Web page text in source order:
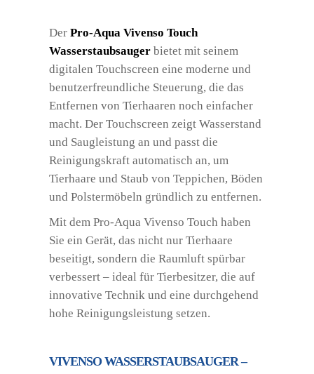
Der Pro-Aqua Vivenso Touch
Wasserstaubsauger bietet mit seinem
digitalen Touchscreen eine moderne und
benutzerfreundliche Steuerung, die das
Entfernen von Tierhaaren noch einfacher
macht. Der Touchscreen zeigt Wasserstand
und Saugleistung an und passt die
Reinigungskraft automatisch an, um
Tierhaare und Staub von Teppichen, Böden
und Polstermöbeln gründlich zu entfernen.
Mit dem Pro-Aqua Vivenso Touch haben
Sie ein Gerät, das nicht nur Tierhaare
beseitigt, sondern die Raumluft spürbar
verbessert – ideal für Tierbesitzer, die auf
innovative Technik und eine durchgehend
hohe Reinigungsleistung setzen.
VIVENSO WASSERSTAUBSAUGER –